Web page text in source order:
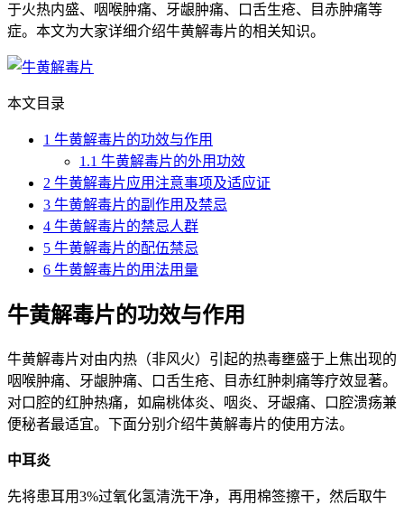
于火热内盛、咽喉肿痛、牙龈肿痛、口舌生疮、目赤肿痛等
症。本文为大家详细介绍牛黄解毒片的相关知识。
本文目录
1 牛黄解毒片的功效与作用
1.1 牛黄解毒片的外用功效
2 牛黄解毒片应用注意事项及适应证
3 牛黄解毒片的副作用及禁忌
4 牛黄解毒片的禁忌人群
5 牛黄解毒片的配伍禁忌
6 牛黄解毒片的用法用量
牛黄解毒片的功效与作用
牛黄解毒片对由内热（非风火）引起的热毒壅盛于上焦出现的
咽喉肿痛、牙龈肿痛、口舌生疮、目赤红肿刺痛等疗效显著。
对口腔的红肿热痛，如扁桃体炎、咽炎、牙龈痛、口腔溃疡兼
便秘者最适宜。下面分别介绍牛黄解毒片的使用方法。
中耳炎
先将患耳用3%过氧化氢清洗干净，再用棉签擦干，然后取牛